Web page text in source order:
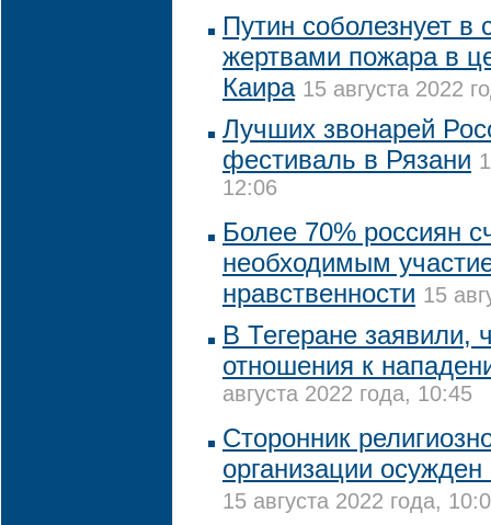
Путин соболезнует в
жертвами пожара в
Каира 15 августа 2022
Лучших звонарей
фестиваль в Рязани
12:06
Более 70% россиян
необходимым
нравственности 15
В Тегеране заявили,
отношения к
августа 2022 года, 10:45
Сторонник
организации
15 августа 2022 года,